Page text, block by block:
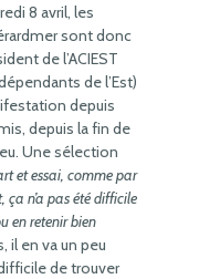
8 avril, les
sont donc
de l’ACIEST
de l’Est)
depuis
depuis la fin de
Une sélection
et essai, comme par
ça n’a pas été difficile
en retenir bien
il en va un peu
de trouver